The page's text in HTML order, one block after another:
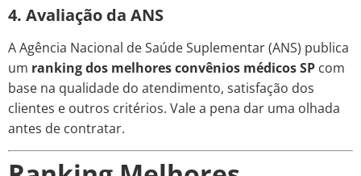
4. Avaliação da ANS
A Agência Nacional de Saúde Suplementar (ANS) publica
um ranking dos melhores convênios médicos SP com
base na qualidade do atendimento, satisfação dos
clientes e outros critérios. Vale a pena dar uma olhada
antes de contratar.